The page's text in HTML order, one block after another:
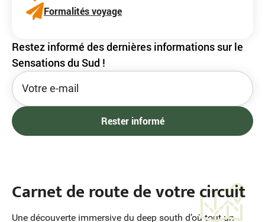
Restez informé des dernières informations sur le
Sensations du Sud !
Carnet de route de votre circuit
Une découverte immersive du deep south d’où tout un
Formalités voyage